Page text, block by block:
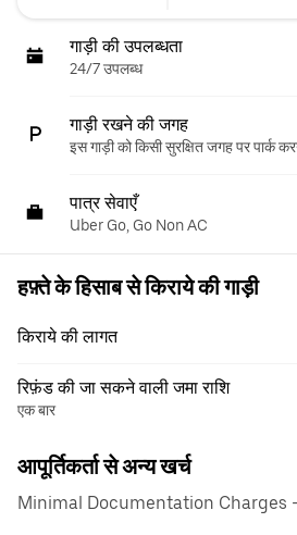
गाड़ी की उपलब्धता
24/7 उपलब्ध
गाड़ी रखने की जगह
इस गाड़ी को किसी सुरक्षित जगह पर पार्क
पात्र सेवाएँ
Uber Go, Go Non AC
हफ़्ते के हिसाब से किराये की गाड़ी
किराये की लागत
रिफ़ंड की जा सकने वाली जमा राशि
एक बार
आपूर्तिकर्ता से अन्य खर्च
Minimal Documentation Charges